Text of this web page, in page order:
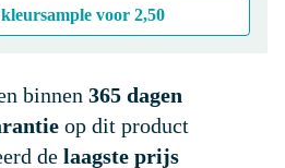
kleursample voor 2,50
binnen 365 dagen
op dit product
de laagste prijs